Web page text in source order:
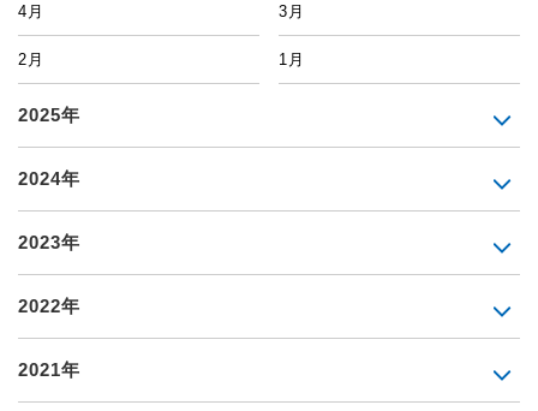
4月 3月
2月 1月
2025年
2024年
2023年
2022年
2021年